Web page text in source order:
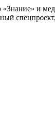
«Знание» и